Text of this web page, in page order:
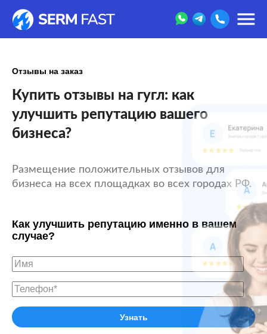
Отзывы на заказ
Купить отзывы на гугл: как
улучшить репутацию вашего
бизнеса?
Размещение положительных отзывов для
бизнеса на всех площадках во всех городах РФ.
Как улучшить репутацию именно в вашем
случае?